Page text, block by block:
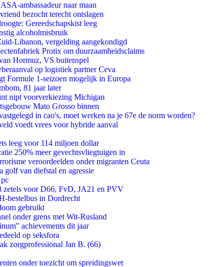
ambassadeur naar maan
bezocht terecht ontslagen
Gereedschapskist leeg
alcoholmisbruik
Libanon, vergelding aangekondigd
Protix om duurzaamheidsclaims
Hormuz, VS buitenspel
op logistiek partner Ceva
Formule 1-seizoen mogelijk in Europa
81 jaar later
nipt voorverkiezing Michigan
Mato Grosso binnen
in cao's, moet werken na je 67e de norm worden?
voedt vrees voor hybride aanval
leeg voor 114 miljoen dollar
250% meer gevechtsvliegtuigen in
veroordeelden onder migranten Ceuta
golf van diefstal en agressie
zetels voor D66, FvD, JA21 en PVV
bestelbus in Dordrecht
gebruikt
onder grens met Wit-Rusland
achievements dit jaar
op seksfora
zorgprofessional Jan B. (66)
onder toezicht om spreidingswet